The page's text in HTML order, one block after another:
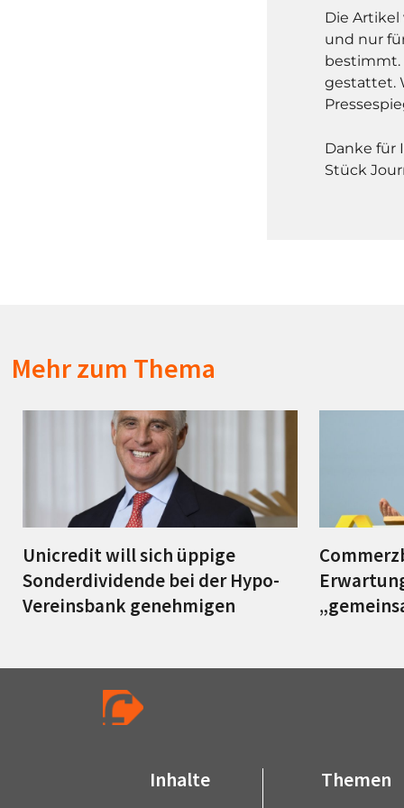
Die
und nur
bestimmt.
gestattet.
Danke für
Stück
Mehr zum Thema
Unicredit will sich üppige
Sonderdividende bei der Hypo-
Vereinsbank genehmigen
Inhalte Themen